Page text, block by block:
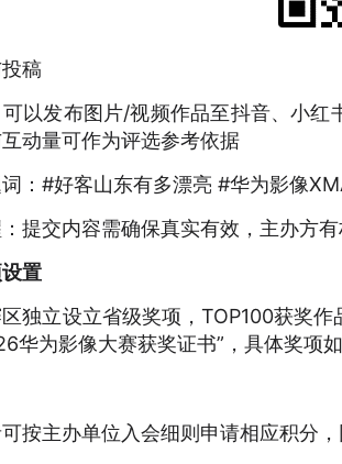
稿
以发布图片/视频作品至抖音、小
动量可作为评选参考依据
：#好客山东有多漂亮 #华为影像
提交内容需确保真实有效，主办方
置
独立设立省级奖项，TOP100获奖
华为影像大赛获奖证书”，具体奖项
按主办单位入会细则申请相应积分